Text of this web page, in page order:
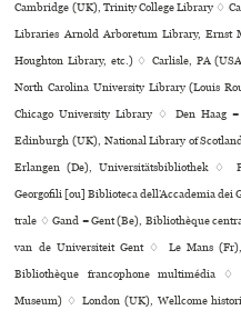
Cambridge (UK), Trinity College Library ♢
Libraries Arnold Arboretum Library, Ernst
Houghton Library, etc.) ♢ Carlisle, PA
North Carolina University Library (Louis
Chicago University Library ♢ Den Haag
Edinburgh (UK), National Library of
Erlangen (De), Universitätsbibliothek ♢
Georgofili [ou] Biblioteca dell’Accademia
trale ♢ Gand = Gent (Be), Bibliothèque
van de Universiteit Gent ♢ Le Mans
Bibliothèque fran­co­phone mul­ti­mé­dia
Museum) ♢ London (UK), Wellcome